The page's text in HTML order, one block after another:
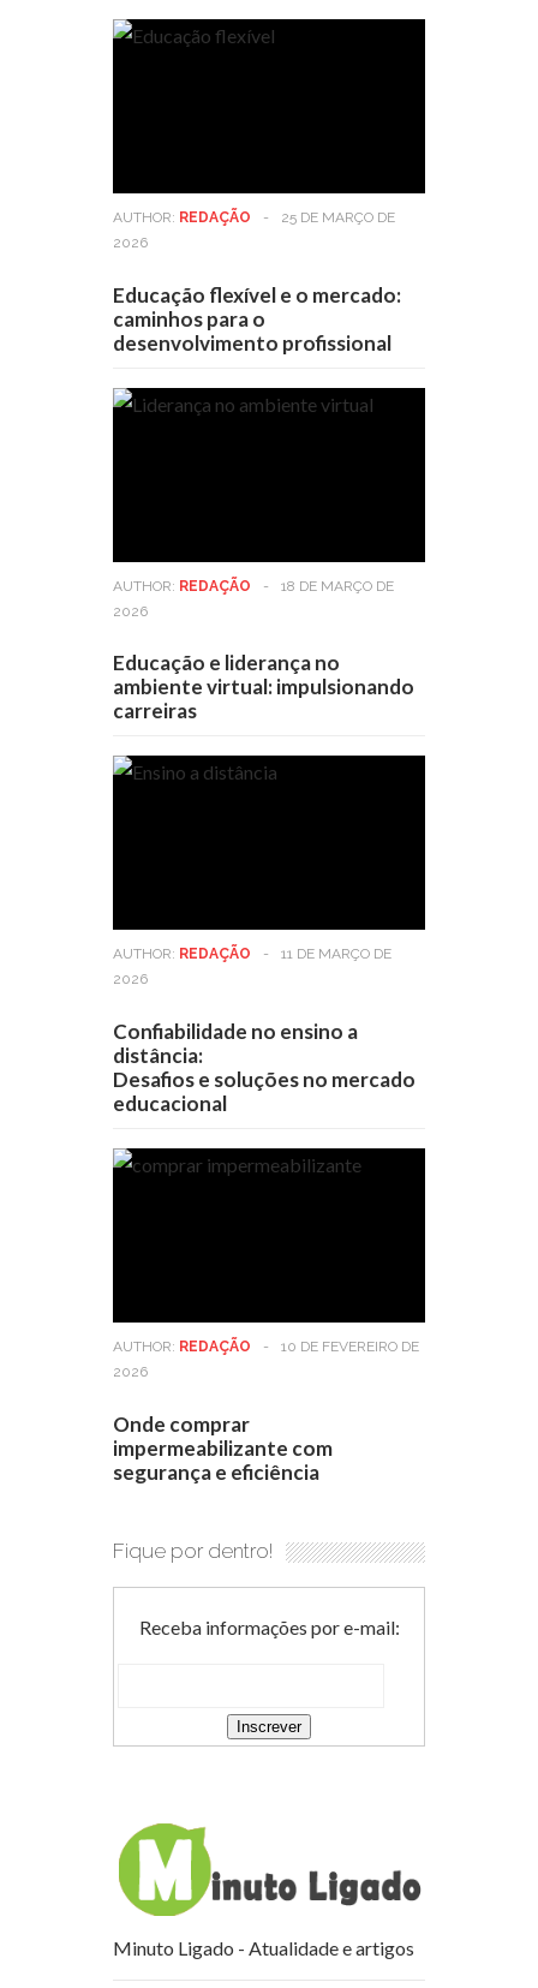
AUTHOR: REDAÇÃO -
25 DE MARÇO DE
2026
Educação flexível e o mercado:
caminhos para o
desenvolvimento profissional
AUTHOR: REDAÇÃO -
18 DE MARÇO DE
2026
Educação e liderança no
ambiente virtual: impulsionando
carreiras
AUTHOR: REDAÇÃO -
11 DE MARÇO DE
2026
Confiabilidade no ensino a
distância:
Desafios e soluções no mercado
educacional
AUTHOR: REDAÇÃO -
10 DE FEVEREIRO DE
2026
Onde comprar
impermeabilizante com
segurança e eficiência
Fique por dentro!
Receba informações por e-mail:
Minuto Ligado - Atualidade e artigos